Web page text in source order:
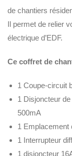
de chantiers
Il permet de relier
électrique d’EDF.
Ce coffret de
1 Coupe-circuit
1 Disjoncteur
500mA
1 Emplacement
1 Interrupteur
1 disjoncteur